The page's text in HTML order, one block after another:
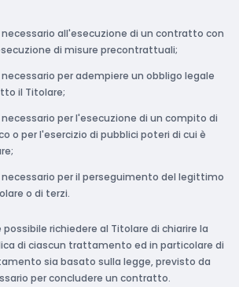
all'esecuzione di un contratto con
di misure precontrattuali;
per adempiere un obbligo legale
il Titolare;
per l'esecuzione di un compito di
o per l'esercizio di pubblici poteri di cui è
per il perseguimento del legittimo
o di terzi.
richiedere al Titolare di chiarire la
di ciascun trattamento ed in particolare di
sia basato sulla legge, previsto da
per concludere un contratto.